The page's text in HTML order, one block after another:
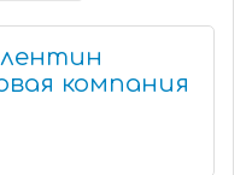
компания